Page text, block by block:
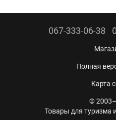
067-333-06-38
Полная
Карта
©
Товары для туризма